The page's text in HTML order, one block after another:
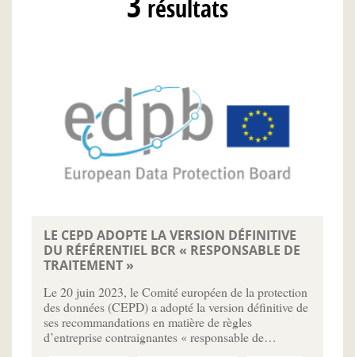
résultats
LE CEPD ADOPTE LA VERSION DÉFINITIVE
DU RÉFÉRENTIEL BCR « RESPONSABLE DE
TRAITEMENT »
Le 20 juin 2023, le Comité européen de la protection
des données (CEPD) a adopté la version définitive de
ses recommandations en matière de règles
d’entreprise contraignantes « responsable de…